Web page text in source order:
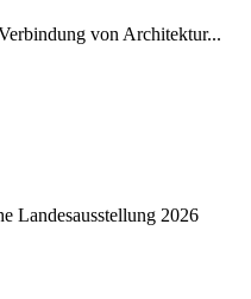
von Architektur...
Landesausstellung 2026